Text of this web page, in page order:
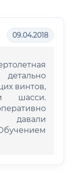
09.04.2018
винтов,
шасси.
давали